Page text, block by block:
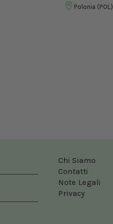
Polonia (POL)
Chi Siamo
Contatti
Note Legali
Privacy